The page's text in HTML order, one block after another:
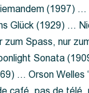
(1997)
Glück (1929) …
zum Spass, nur
Sonata
… Orson
café, pas de